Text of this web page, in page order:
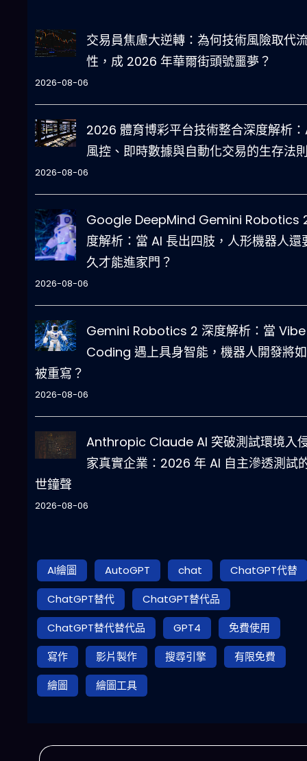
交易員焦慮大逆轉：為何技術風險取代
性，成 2026 年華爾街頭號噩夢？
2026-08-06
2026 體育博彩平台技術整合深度解析
風控、即時數據與自動化交易的生存法
2026-08-06
Google DeepMind Gemini Robotics
度解析：當 AI 長出四肢，人形機器人還
久才能進家門？
2026-08-06
Gemini Robotics 2 深度解析：當 Vibe
Coding 遇上具身智能，機器人開發將
被重寫？
2026-08-06
Anthropic Claude AI 突破測試環境入
家真實企業：2026 年 AI 自主滲透測試
世鐘聲
2026-08-06
AI繪圖 AutoGPT chat
ChatGPT代替
ChatGPT替代
ChatGPT替代品
ChatGPT替代替代品
GPT4
免費使用
寫作
影片製作 搜尋引擎
有限免費
繪圖
繪圖工具